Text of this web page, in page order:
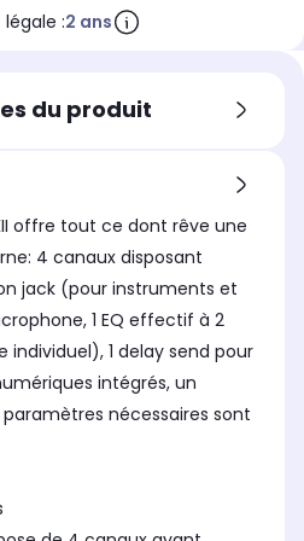
:2 ans
du produit
offre tout ce dont rêve une
4 canaux disposant
jack (pour instruments et
1 EQ effectif à 2
individuel), 1 delay send pour
intégrés, un
nécessaires sont